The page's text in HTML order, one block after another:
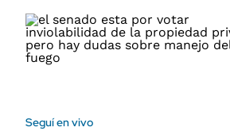
Seguí en vivo